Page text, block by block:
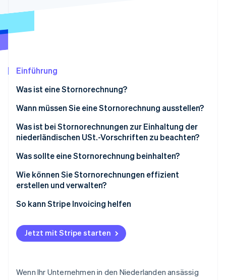
Identity
Online-Identitätsprüfung
Stripe-Sessions 2026
Jetzt ansehen
Einführung
Was ist eine Stornorechnung?
Wann müssen Sie eine Stornorechnung ausstellen?
Was ist bei Stornorechnungen zur Einhaltung der
niederländischen USt.-Vorschriften zu beachten?
Was sollte eine Stornorechnung beinhalten?
Wie können Sie Stornorechnungen effizient
erstellen und verwalten?
Stornorechnungen schnellstmöglich ausstellen
Über Umgang mit Guthaben entscheiden
Alle erforderlichen Informationen angeben
So kann Stripe Invoicing helfen
Jetzt mit Stripe starten
Wenn Ihr Unternehmen in den Niederlanden ansässig